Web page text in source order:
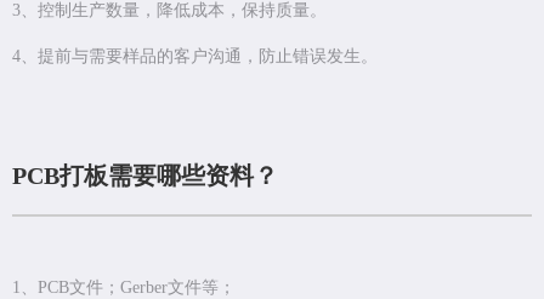
3、控制生产数量，降低成本，保持质量。
4、提前与需要样品的客户沟通，防止错误发生。
PCB打板需要哪些资料？
1、PCB文件；Gerber文件等；